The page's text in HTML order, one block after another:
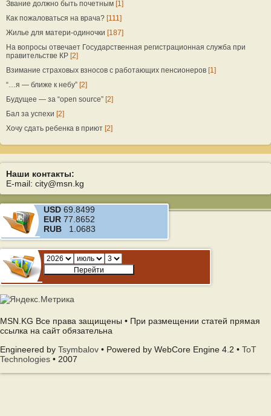
Звание должно быть почетным [1]
Как пожаловаться на врача? [111]
Жилье для матери-одиночки [187]
На вопросы отвечает Государственная регистрационная служба при
правительстве КР [2]
Взимание страховых взносов с работающих пенсионеров [1]
“…я — ближе к небу” [2]
Будущее — за “open source” [2]
Бал за успехи [2]
Хочу сдать ребенка в приют [2]
Наши контакты:
E-mail: city@msn.kg
USD 69.8499
EUR 77.8652
RUB 1.0683
MSN.KG Все права защищены • При размещении статей прямая
ссылка на сайт обязательна
Engineered by Tsymbalov • Powered by WebCore Engine 4.2 • ToT
Technologies • 2007